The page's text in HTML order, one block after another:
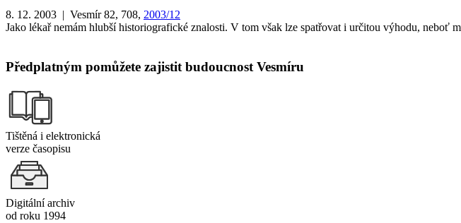
8. 12. 2003 | Vesmír 82, 708, 2003/12
Jako lékař nemám hlubší historiografické znalosti. V tom však lze spatřovat i určitou výhodu, neboť
Předplatným pomůžete zajistit budoucnost Vesmíru
Tištěná i elektronická
verze časopisu
Digitální archiv
od roku 1994